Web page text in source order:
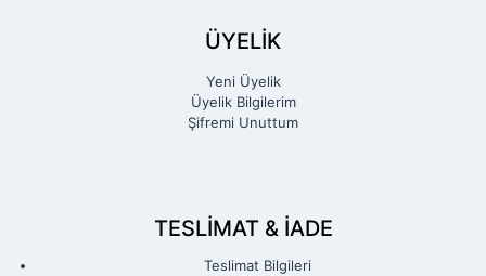
ÜYELİK
Yeni Üyelik
Üyelik Bilgilerim
Şifremi Unuttum
TESLIMAT & İADE
Teslimat Bilgileri